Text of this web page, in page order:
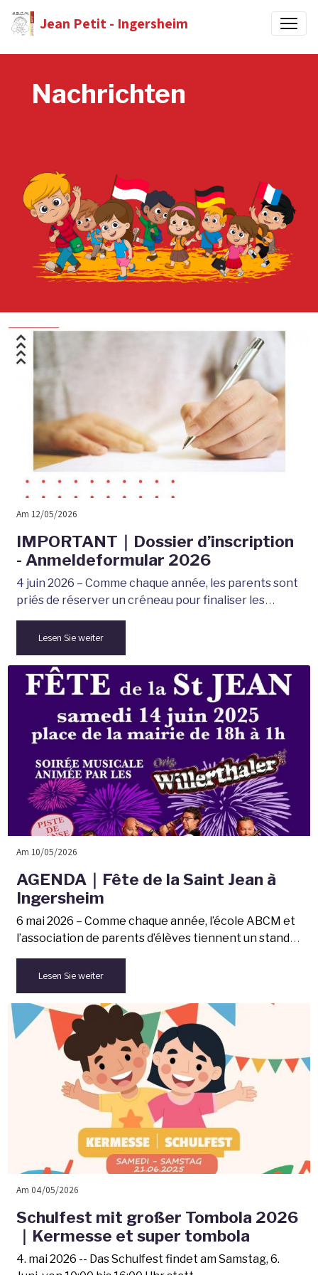
Jean Petit - Ingersheim
Nachrichten
Am 12/05/2026
IMPORTANT｜Dossier d’inscription
- Anmeldeformular 2026
4 juin 2026 – Comme chaque année, les parents sont
priés de réserver un créneau pour finaliser les
dossiers d’inscription. Deux dates sont proposées.
Lesen Sie weiter
Am 10/05/2026
AGENDA｜Fête de la Saint Jean à
Ingersheim
6 mai 2026 – Comme chaque année, l’école ABCM et
l’association de parents d’élèves tiennent un stand
Mobilisons-nous ! Macht mit!
Lesen Sie weiter
Am 04/05/2026
Schulfest mit großer Tombola 2026
｜Kermesse et super tombola
4. mai 2026 -- Das Schulfest findet am Samstag, 6.